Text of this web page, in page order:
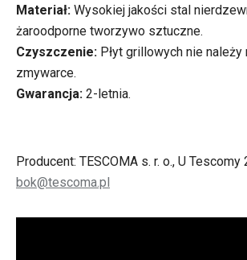
Materiał: Wysokiej jakości stal
żaroodporne tworzywo sztuczne.
Czyszczenie: Płyt grillowych nie należy
zmywarce.
Gwarancja: 2-letnia.
Producent: TESCOMA s. r. o., U
bok@tescoma.pl